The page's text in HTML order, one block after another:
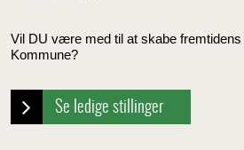
Vil DU være med til at skabe
Kommune?
Se ledige stillinger